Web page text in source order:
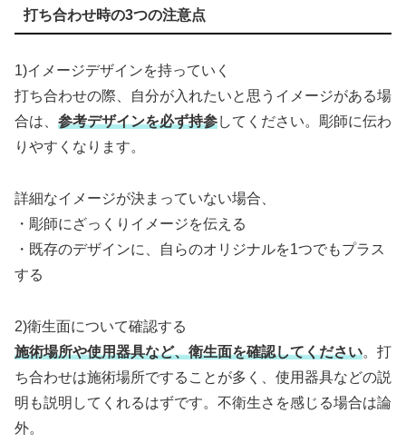
打ち合わせ時の3つの注意点
1)イメージデザインを持っていく
打ち合わせの際、自分が入れたいと思うイメージがある場
合は、 参考デザインを必ず持参してください。彫師に伝わ
りやすくなります。
詳細なイメージが決まっていない場合、
・彫師にざっくりイメージを伝える
・既存のデザインに、自らのオリジナルを1つでもプラス
する
2)衛生面について確認する
施術場所や使用器具など、衛生面を確認してください。打
ち合わせは施術場所ですることが多く、使用器具などの説
明も説明してくれるはずです。不衛生さを感じる場合は論
外。